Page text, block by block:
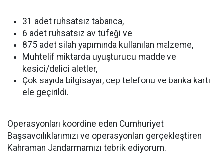
31 adet ruhsatsız tabanca,
6 adet ruhsatsız av tüfeği ve
875 adet silah yapımında kullanılan malzeme,
Muhtelif miktarda uyuşturucu madde ve
kesici/delici aletler,
Çok sayıda bilgisayar, cep telefonu ve banka kartı
ele geçirildi.
Operasyonları koordine eden Cumhuriyet
Başsavcılıklarımızı ve operasyonları gerçekleştiren
Kahraman Jandarmamızı tebrik ediyorum.